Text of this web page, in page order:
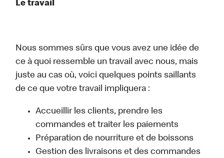
Le travail
Nous sommes sûrs que vous avez une idée de
ce à quoi ressemble un travail avec nous, mais
juste au cas où, voici quelques points saillants
de ce que votre travail impliquera :
Accueillir les clients, prendre les
commandes et traiter les paiements
Préparation de nourriture et de boissons
Gestion des livraisons et des commandes